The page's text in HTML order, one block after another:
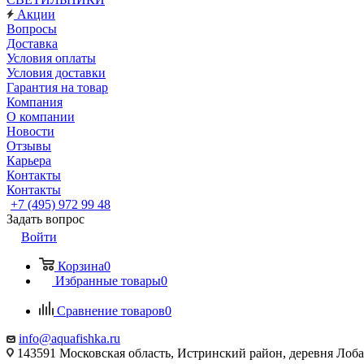
Акции
Вопросы
Доставка
Условия оплаты
Условия доставки
Гарантия на товар
Компания
О компании
Новости
Отзывы
Карьера
Контакты
Контакты
+7 (495) 972 99 48
Задать вопрос
Войти
Корзина0
Избранные товары0
Сравнение товаров0
info@aquafishka.ru
143591 Московская область, Истринский район, деревня